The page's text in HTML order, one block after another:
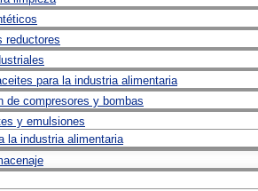
reductores
para la industria alimentaria
de compresores y bombas
y emulsiones
la industria alimentaria